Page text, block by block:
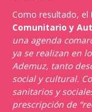
Como resultado, el
Comunitario y
una agenda
ya se realizan en
Ademuz, tanto
social y cultural.
sanitarios y
prescripción de